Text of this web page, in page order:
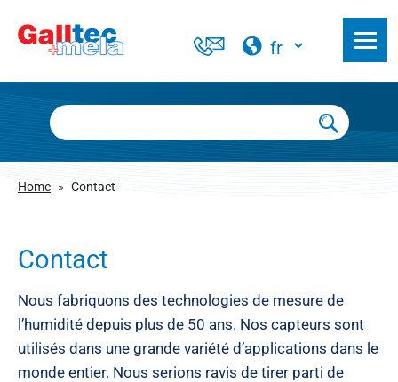
Home » Contact
Contact
Nous fabriquons des technologies de mesure de
l’humidité depuis plus de 50 ans. Nos capteurs sont
utilisés dans une grande variété d’applications dans le
monde entier. Nous serions ravis de tirer parti de